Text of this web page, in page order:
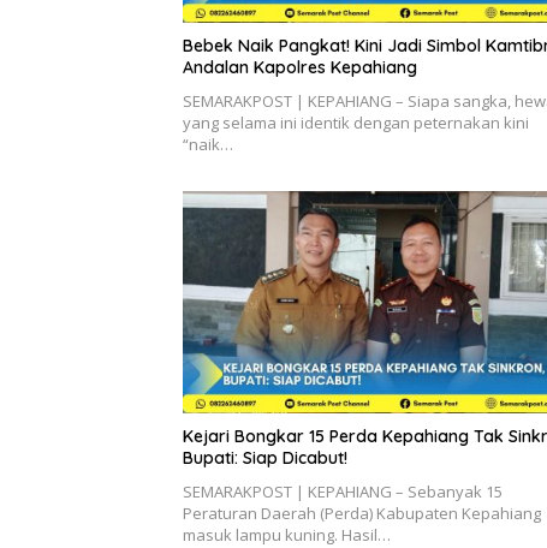
Bebek Naik Pangkat! Kini Jadi Simbol
Andalan Kapolres Kepahiang
SEMARAKPOST | KEPAHIANG – Siapa sangka,
yang selama ini identik dengan peternakan kini
“naik…
Kejari Bongkar 15 Perda Kepahiang Tak
Bupati: Siap Dicabut!
SEMARAKPOST | KEPAHIANG – Sebanyak 15
Peraturan Daerah (Perda) Kabupaten Kepahiang
masuk lampu kuning. Hasil…